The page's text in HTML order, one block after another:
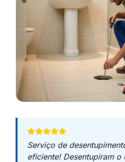
Serviço de
eficiente! Desentupiram o